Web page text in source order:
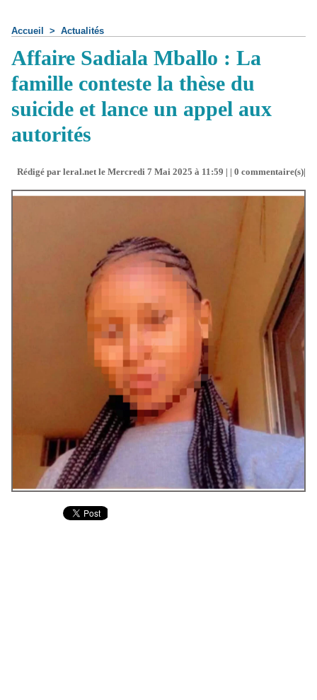
Accueil > Actualités
Affaire Sadiala Mballo : La
famille conteste la thèse du
suicide et lance un appel aux
autorités
Rédigé par leral.net le Mercredi 7 Mai 2025 à 11:59 | | 0 commentaire(s)|